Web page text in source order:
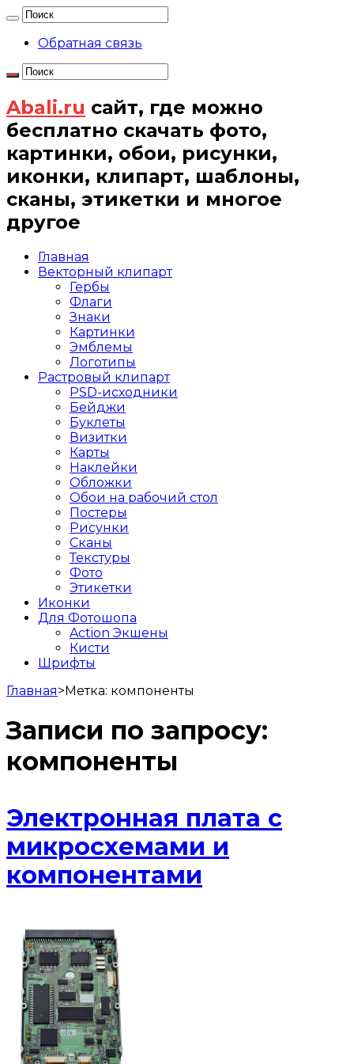
Обратная связь
Abali.ru сайт, где можно
бесплатно скачать фото,
картинки, обои, рисунки,
иконки, клипарт, шаблоны,
сканы, этикетки и многое
другое
Главная
Векторный клипарт
Гербы
Флаги
Знаки
Картинки
Эмблемы
Логотипы
Растровый клипарт
PSD-исходники
Бейджи
Буклеты
Визитки
Карты
Наклейки
Обложки
Обои на рабочий стол
Постеры
Рисунки
Сканы
Текстуры
Фото
Этикетки
Иконки
Для Фотошопа
Action Экшены
Кисти
Шрифты
Главная>Метка: компоненты
Записи по запросу:
компоненты
Электронная плата с
микросхемами и
компонентами